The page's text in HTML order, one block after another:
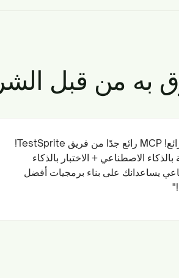
به من قبل
"عمل رائع! MCP رائع جدًا من فريق TestSprite!
بالذكاء الاصطناعي + الاختبار بالذكاء
يساعدانك على بناء برمجيات أفضل